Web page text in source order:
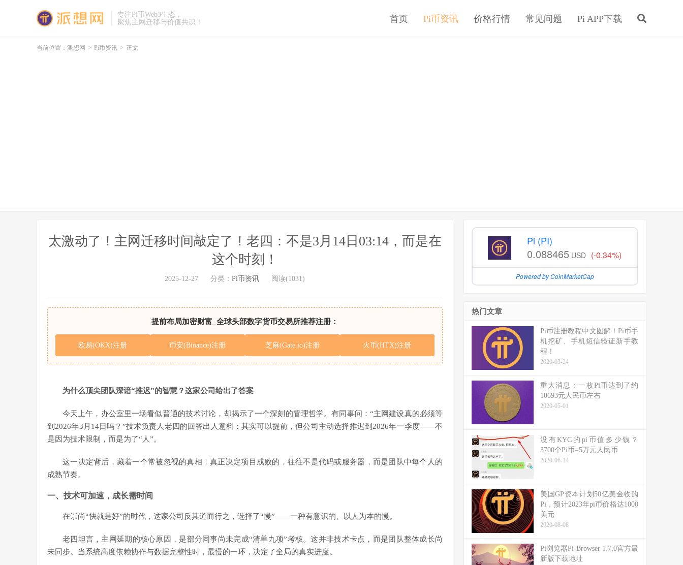
专注Pi币Web3生态，
聚焦主网迁移与价值共识！
首页 Pi币资讯 价格行情 常见问题 Pi APP下载
当前位置： 派想网 > Pi币资讯 > 正文
太激动了！主网迁移时间敲定了！老四：不是3月14日03:14，而是在
这个时刻！
2025-12-27 分类： Pi币资讯 阅读(1031)
提前布局加密财富_全球头部数字货币交易所推荐注册：
欧易(OKX)注册 币安(Binance)注册 芝麻(Gate.io)注册 火币(HTX)注册
为什么顶尖团队深谙“推迟”的智慧？这家公司给出了答案
今天上午，办公室里一场看似普通的技术讨论，却揭示了一个深刻的管理哲学。有同事问：“主网建设真的必须等
到2026年3月14日吗？”技术负责人老四的回答出人意料：其实可以提前，但公司主动选择推迟到2026年一季度——不
是因为技术限制，而是为了“人”。
这一决定背后，藏着一个常被忽视的真相：真正决定项目成败的，往往不是代码或服务器，而是团队中每个人的
成熟节奏。
一、技术可加速，成长需时间
在崇尚“快就是好”的时代，这家公司反其道而行之，选择了“慢”——一种有意识的、以人为本的慢。
老四坦言，主网延期的核心原因，是部分同事尚未完成“清单九项”考核。这并非技术卡点，而是团队整体成长尚
未同步。当系统高度依赖协作与数据完整性时，最慢的一环，决定了全局的真实进度。
Pi (PI)
0.088465 USD (-0.34%)
Powered by CoinMarketCap
热门文章
Pi币注册教程中文图解！Pi币手
机挖矿、手机短信验证新手教
程！
2020-03-24
重大消息：一枚Pi币达到了约
10693元人民币左右
2020-05-01
没有KYC的pi币值多少钱？
3700个Pi币=5万元人民币
2020-06-14
美国GP资本计划50亿美金收购
Pi，预计2023年pi币价格达1000
美元
2020-08-08
Pi浏览器Pi Browser 1.7.0官方最
新版下载地址